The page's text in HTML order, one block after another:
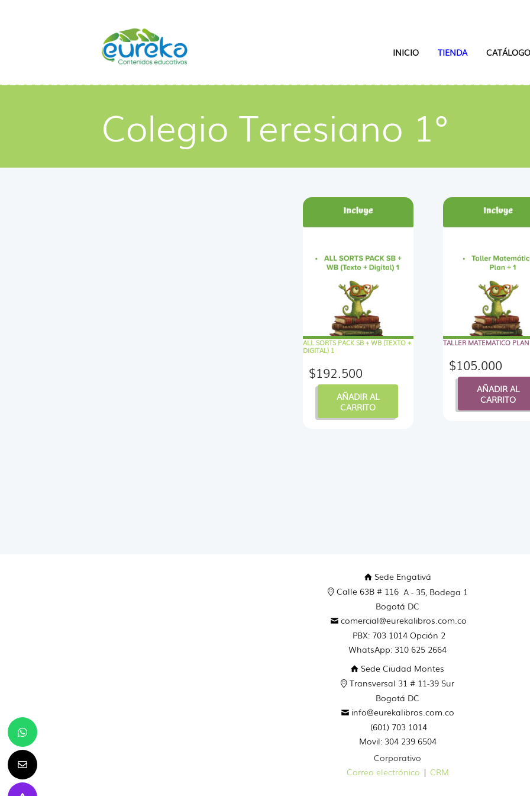
INICIO TIENDA
Colegio Teresiano 1°
ALL SORTS PACK SB + WB (TEXTO +
DIGITAL) 1
$192.500
AÑADIR AL
CARRITO
TALLER MATEMATICO
$105.000
AÑADIR AL
CARRITO
Sede Engativá
Calle 63B # 116 A - 35, Bodega 1
Bogotá DC
comercial@eurekalibros.com.co
PBX: 703 1014 Opción 2
WhatsApp: 310 625 2664
Sede Ciudad Montes
Transversal 31 # 11-39 Sur
Bogotá DC
info@eurekalibros.com.co
(601) 703 1014
Movil: 304 239 6504
Corporativo
Correo electrónico | CRM